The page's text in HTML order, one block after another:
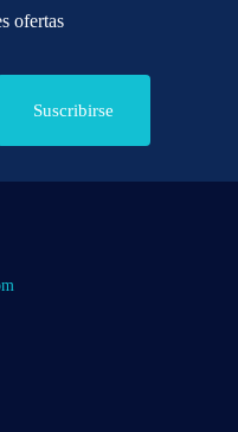
ofertas
Suscribirse